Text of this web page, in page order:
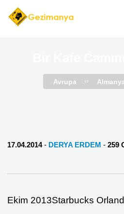
Avrupa
17.04.2014- DERYA ERDEM - 259
Ekim 2013Starbucks